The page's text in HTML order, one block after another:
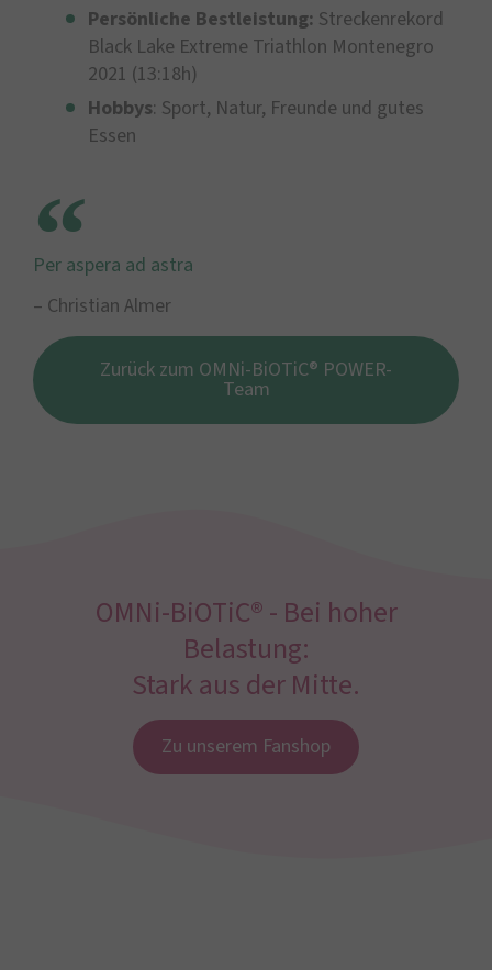
Persönliche Bestleistung: Streckenrekord
Black Lake Extreme Triathlon Montenegro
2021 (13:18h)
Hobbys: Sport, Natur, Freunde und gutes
Essen
Per aspera ad astra
– Christian Almer
Zurück zum OMNi-BiOTiC® POWER-
Team
OMNi-BiOTiC® - Bei hoher
Belastung:
Stark aus der Mitte.
Zu unserem Fanshop